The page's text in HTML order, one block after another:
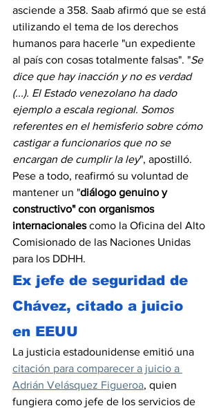
asciende a 358. Saab afirmó que se está
utilizando el tema de los derechos
humanos para hacerle "un expediente
al país con cosas totalmente falsas". "Se
dice que hay inacción y no es verdad
(...). El Estado venezolano ha dado
ejemplo a escala regional. Somos
referentes en el hemisferio sobre cómo
castigar a funcionarios que no se
encargan de cumplir la ley", apostilló.
Pese a todo, reafirmó su voluntad de
mantener un "diálogo genuino y
constructivo" con organismos
internacionales como la Oficina del Alto
Comisionado de las Naciones Unidas
para los DDHH.
Ex jefe de seguridad de
Chávez, citado a juicio
en EEUU
La justicia estadounidense emitió una
citación para comparecer a juicio a
Adrián Velásquez Figueroa, quien
fungiera como jefe de los servicios de